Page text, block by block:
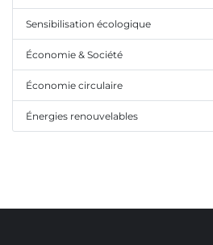
Sensibilisation écologique
Économie & Société
Économie circulaire
Énergies renouvelables